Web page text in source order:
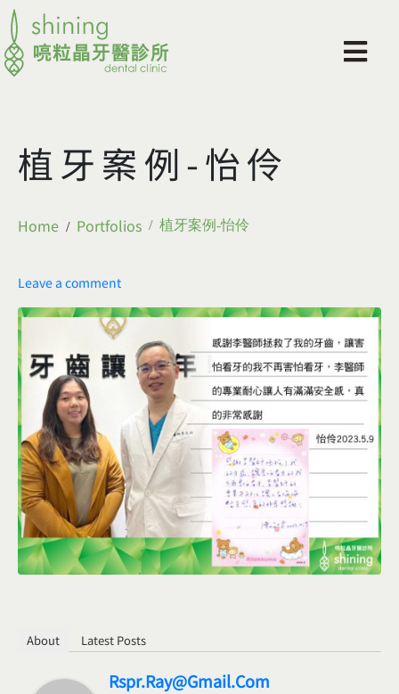
植牙案例-怡伶
Home Portfolios 植牙案例-怡伶
Leave a comment
About Latest Posts
Rspr.ray@gmail.com